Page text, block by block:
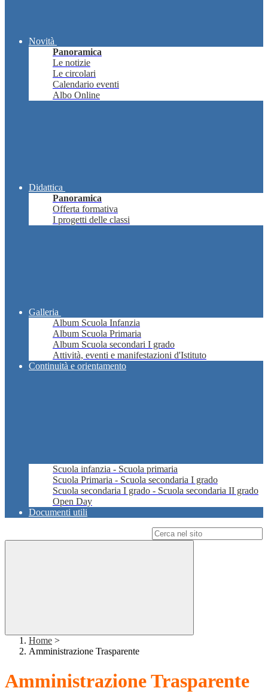
Novità
Panoramica
Le notizie
Le circolari
Calendario eventi
Albo Online
Didattica
Panoramica
Offerta formativa
I progetti delle classi
Galleria
Album Scuola Infanzia
Album Scuola Primaria
Album Scuola secondari I grado
Attività, eventi e manifestazioni d'Istituto
Continuità e orientamento
Scuola infanzia - Scuola primaria
Scuola Primaria - Scuola secondaria I grado
Scuola secondaria I grado - Scuola secondaria II grado
Open Day
Documenti utili
Home >
Amministrazione Trasparente
Amministrazione Trasparente